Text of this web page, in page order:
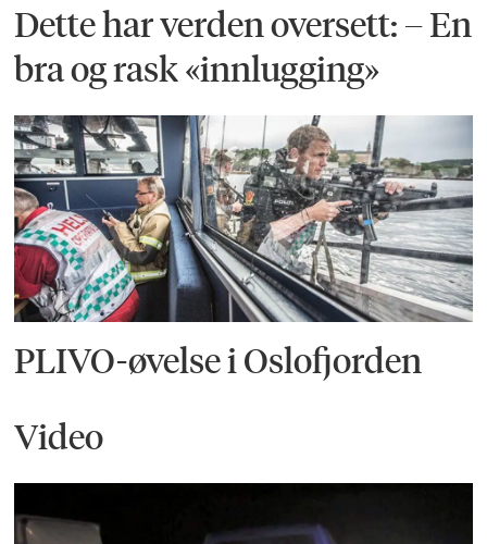
Dette har verden oversett: – En
bra og rask «innlugging»
PLIVO-øvelse i Oslofjorden
Video